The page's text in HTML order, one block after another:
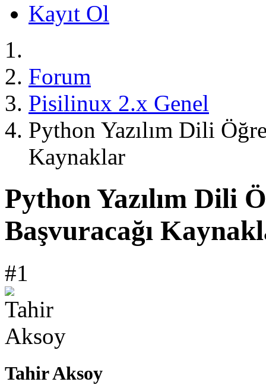
Kayıt Ol
Forum
Pisilinux 2.x Genel
Python Yazılım Dili
Kaynaklar
Python Yazılım Dili
Başvuracağı
#1
Tahir Aksoy